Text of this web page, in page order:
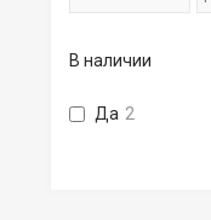
В наличии
Да 2